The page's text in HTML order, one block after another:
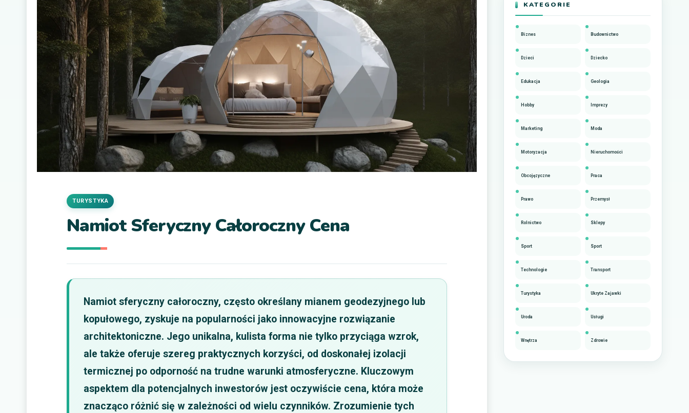
Namiot Sferyczny Całoroczny Cena
TURYSTYKA
Namiot sferyczny całoroczny, często określany mianem geodezyjnego lub
kopułowego, zyskuje na popularności jako innowacyjne rozwiązanie
architektoniczne. Jego unikalna, kulista forma nie tylko przyciąga wzrok,
ale także oferuje szereg praktycznych korzyści, od doskonałej izolacji
termicznej po odporność na trudne warunki atmosferyczne. Kluczowym
aspektem dla potencjalnych inwestorów jest oczywiście cena, która może
znacząco różnić się w zależności od wielu czynników. Zrozumienie tych
KATEGORIE
Biznes Budownictwo
Dzieci Dziecko
Edukacja Geologia
Hobby Imprezy
Marketing Moda
Motoryzacja Nieruchomości
Obcojęzyczne Praca
Prawo Przemysł
Rolnictwo Sklepy
Sport Sport
Technologie Transport
Turystyka Ukryte Zajawki
Uroda Usługi
Wnętrza Zdrowie